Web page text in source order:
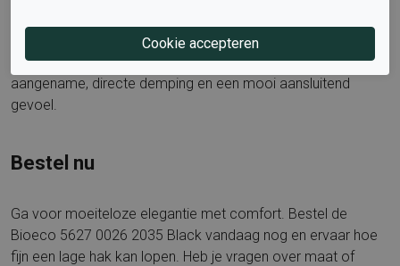
Is het voetbed uitneembaar? Het voetbed is niet
uitneembaar. De binnenzijde is afgewerkt met leer voor een
aangename, directe demping en een mooi aansluitend
gevoel.
Bestel nu
Ga voor moeiteloze elegantie met comfort. Bestel de
Bioeco 5627 0026 2035 Black vandaag nog en ervaar hoe
fijn een lage hak kan lopen. Heb je vragen over maat of